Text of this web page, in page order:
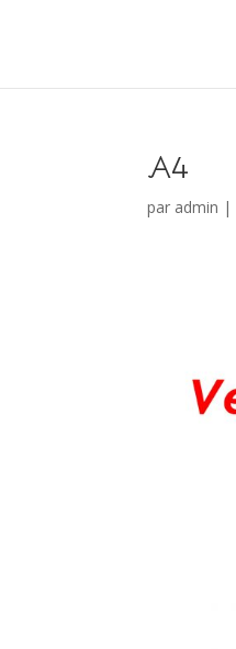
A4
par admin |